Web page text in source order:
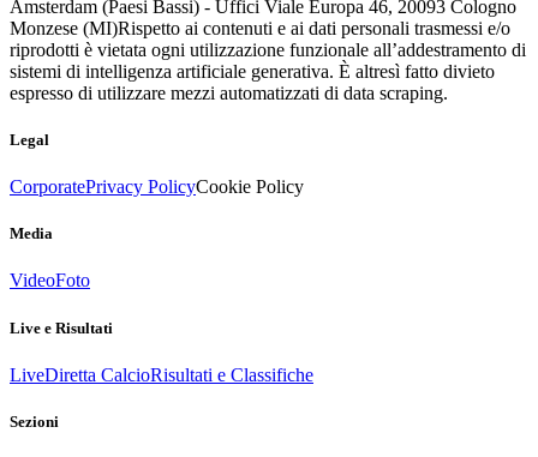
Amsterdam (Paesi Bassi) - Uffici Viale Europa 46, 20093 Cologno
Monzese (MI)Rispetto ai contenuti e ai dati personali trasmessi e/o
riprodotti è vietata ogni utilizzazione funzionale all’addestramento di
sistemi di intelligenza artificiale generativa. È altresì fatto divieto
espresso di utilizzare mezzi automatizzati di data scraping.
Legal
CorporatePrivacy PolicyCookie Policy
Media
VideoFoto
Live e Risultati
LiveDiretta CalcioRisultati e Classifiche
Sezioni